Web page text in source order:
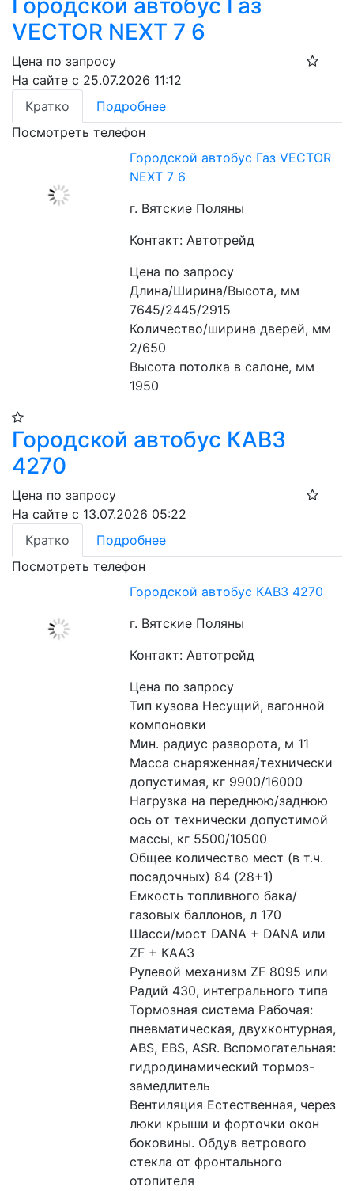
Городской автобус Газ
VECTOR NEXT 7 6
Цена по запросу
На сайте с 25.07.2026 11:12
Кратко
Подробнее
Посмотреть телефон
Городской автобус Газ VECTOR
NEXT 7 6
г. Вятские Поляны
Контакт: Автотрейд
Цена по запросу
Длина/Ширина/Высота, мм
7645/2445/2915
Количество/ширина дверей, мм
2/650
Высота потолка в салоне, мм
1950
Городской автобус КАВЗ
4270
Цена по запросу
На сайте с 13.07.2026 05:22
Кратко
Подробнее
Посмотреть телефон
Городской автобус КАВЗ 4270
г. Вятские Поляны
Контакт: Автотрейд
Цена по запросу
Тип кузова Несущий, вагонной
компоновки
Мин. радиус разворота, м 11
Масса снаряженная/технически
допустимая, кг 9900/16000
Нагрузка на переднюю/заднюю
ось от технически допустимой
массы, кг 5500/10500
Общее количество мест (в т.ч.
посадочных) 84 (28+1)
Емкость топливного бака/
газовых баллонов, л 170
Шасси/мост DANA + DANA или
ZF + КААЗ
Рулевой механизм ZF 8095 или
Радий 430, интегрального типа
Тормозная система Рабочая:
пневматическая, двухконтурная,
ABS, EBS, ASR. Вспомогательная:
гидродинамический тормоз-
замедлитель
Вентиляция Естественная, через
люки крыши и форточки окон
боковины. Обдув ветрового
стекла от фронтального
отопителя